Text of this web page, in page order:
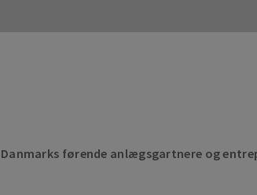
førende anlægsgartnere og